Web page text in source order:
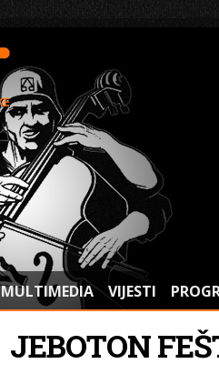
MULTIMEDIA VIJESTI
JEBOTON